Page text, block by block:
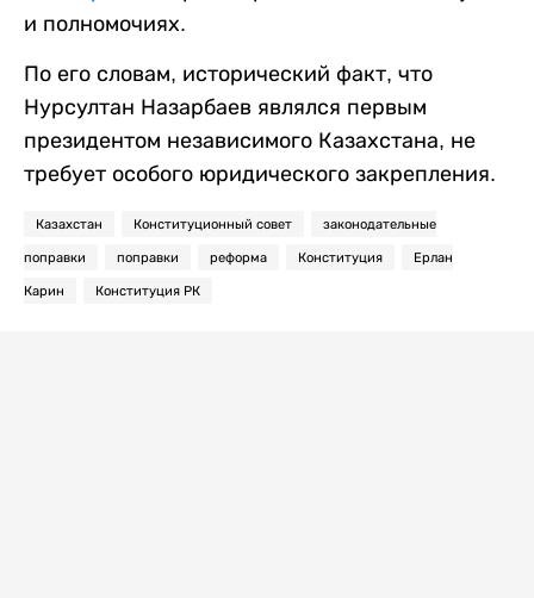
и полномочиях.
По его словам, исторический факт, что
Нурсултан Назарбаев являлся первым
президентом независимого Казахстана, не
требует особого юридического закрепления.
Казахстан Конституционный совет законодательные
поправки поправки реформа Конституция Ерлан
Карин Конституция РК